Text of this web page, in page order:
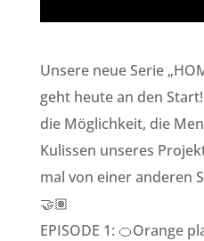
Unsere neue Serie
geht heute an den
die Möglichkeit, die
Kulissen unseres
mal von einer anderen
🤝🏽
EPISODE 1: 🍊Orange